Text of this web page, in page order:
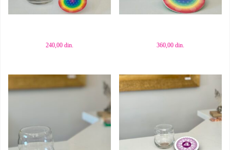
Dodaj u korpu
240,00 din.
Dodaj u korpu
360,00din.